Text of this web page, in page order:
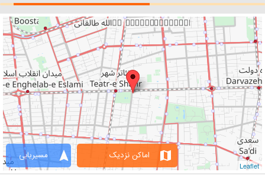
Leaflet
navigation مسیریابی map اماکن نزدیک